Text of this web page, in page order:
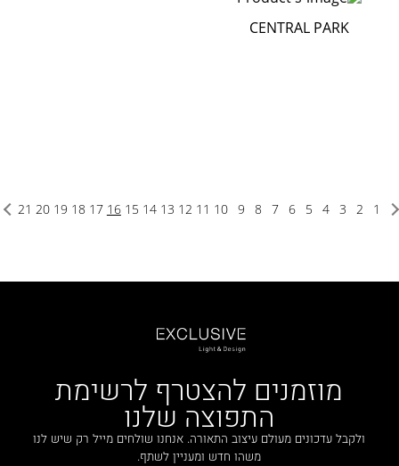
CENTRAL PARK
1
2
3
4
5
6
7
8
9
10
11
12
13
14
15
16
17
18
19
20
21
מוזמנים להצטרף לרשימת
התפוצה שלנו
ולקבל עדכונים מעולם עיצוב התאורה. אנחנו שולחים מייל רק שיש לנו
משהו חדש ומעניין לשתף.